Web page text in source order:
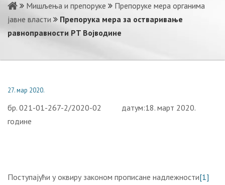
Мишљења и препоруке
Препоруке мера органима
јавне власти
Прeпoрукa мeрa зa oствaривaњe
рaвнoпрaвнoсти РT Вojвoдинe
27. мар 2020.
бр. 021-01-267-2/2020-02 датум:18. март 2020.
године
Поступајући у оквиру законом прописане надлежности[1]